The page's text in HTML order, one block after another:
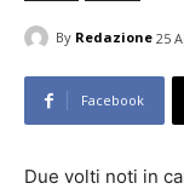
By Redazione 25
Facebook
Due volti noti in